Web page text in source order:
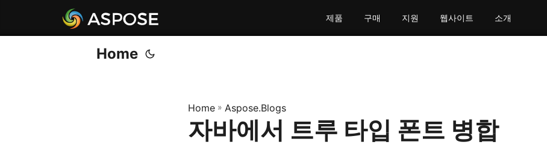
제품 구매 지원 웹사이트 소개
Home
Home » Aspose.Blogs
자바에서 트루 타입 폰트 병합